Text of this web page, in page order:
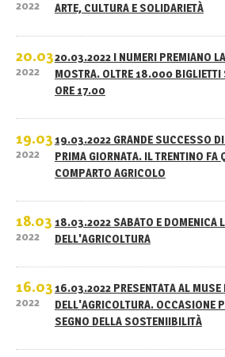
2022
ARTE, CULTURA E SOLIDARIETÀ
20.03
2022
20.03.2022 I NUMERI PREMIANO
MOSTRA. OLTRE 18.000 BIGLIETTI
ORE 17.00
19.03
2022
19.03.2022 GRANDE SUCCESSO
PRIMA GIORNATA. IL TRENTINO FA
COMPARTO AGRICOLO
18.03
2022
18.03.2022 SABATO E DOMENICA
DELL'AGRICOLTURA
16.03
2022
16.03.2022 PRESENTATA AL MUSE
DELL'AGRICOLTURA. OCCASIONE
SEGNO DELLA SOSTENIIBILITÀ